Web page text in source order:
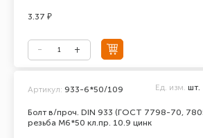
3.37 ₽
Болт в/проч. DIN 933 (ГОСТ 7798-70,
резьба М6*50 кл.пр. 10.9 цинк
Артикул: 933-6*50/109 Ед. изм. шт.